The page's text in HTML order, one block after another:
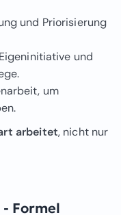
und Priorisierung
Eigeninitiative und
um
arbeitet, nicht nur
Formel